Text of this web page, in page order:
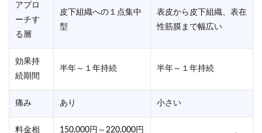
アプロ
ーチす
る層
皮下組織への１点集中
型
表皮から皮下組織、表在
性筋膜まで幅広い
効果持
続期間
半年～１年持続 半年～１年持続
痛み あり 小さい
料金相
150,000円～220,000円